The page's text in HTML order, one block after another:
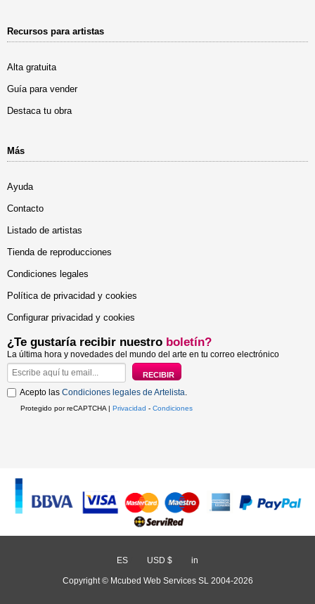
Recursos para artistas
Alta gratuita
Guía para vender
Destaca tu obra
Más
Ayuda
Contacto
Listado de artistas
Tienda de reproducciones
Condiciones legales
Política de privacidad y cookies
Configurar privacidad y cookies
¿Te gustaría recibir nuestro boletín?
La última hora y novedades del mundo del arte en tu correo electrónico
Acepto las Condiciones legales de Artelista.
Protegido por reCAPTCHA | Privacidad - Condiciones
ES USD $ in
Copyright © Mcubed Web Services SL 2004-2026